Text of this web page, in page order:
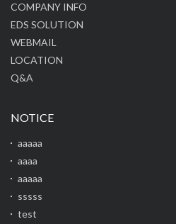
COMPANY INFO
EDS SOLUTION
WEBMAIL
LOCATION
Q&A
NOTICE
aaaaa
aaaa
aaaaa
sssss
test